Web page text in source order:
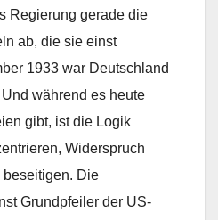
Regierung gerade die
ab, die sie einst
1933 war Deutschland
während es heute
gibt, ist die Logik
Widerspruch
Die
Grundpfeiler der US-